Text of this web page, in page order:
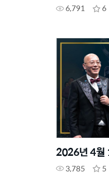
6,791 6
2026년 4월
3,785 5